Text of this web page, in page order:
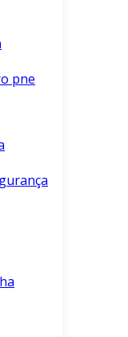
pne